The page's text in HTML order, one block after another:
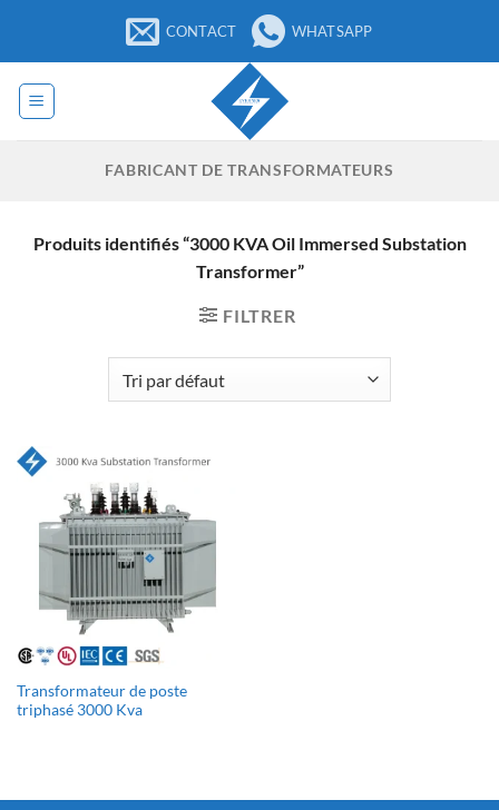
contenu
CONTACT WHATSAPP
FABRICANT DE TRANSFORMATEURS
Produits identifiés “3000 KVA Oil Immersed Substation
Transformer”
FILTRER
Transformateur de poste
triphasé 3000 Kva